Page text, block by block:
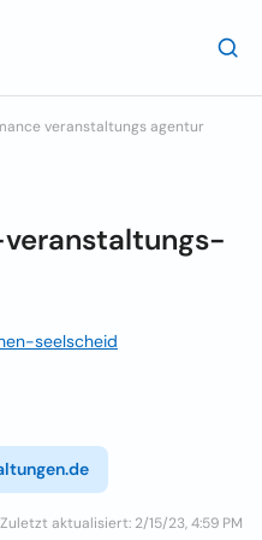
veranstaltungs agentur
seelscheid
Zuletzt aktualisiert: 2/15/23, 4:59 PM